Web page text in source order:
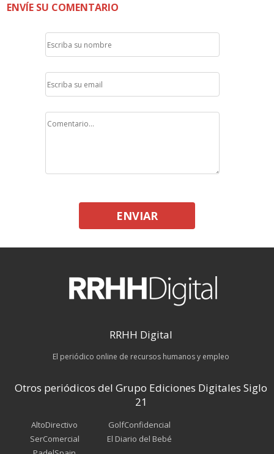
ENVÍE SU COMENTARIO
ENVIAR
RRHH Digital
El periódico online de recursos humanos y empleo
Otros periódicos del Grupo Ediciones Digitales Siglo
21
AltoDirectivo
SerComercial
GolfConfidencial
El Diario del Bebé